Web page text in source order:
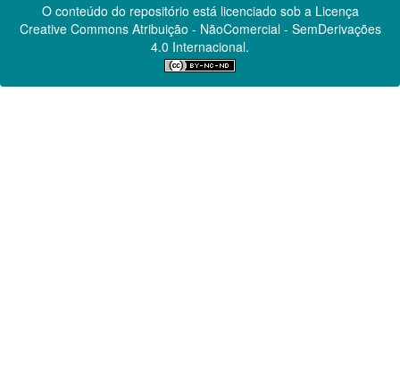
O conteúdo do repositório está licenciado sob a Licença
Creative CommonsAtribuição - NãoComercial - SemDerivações
4.0 Internacional.